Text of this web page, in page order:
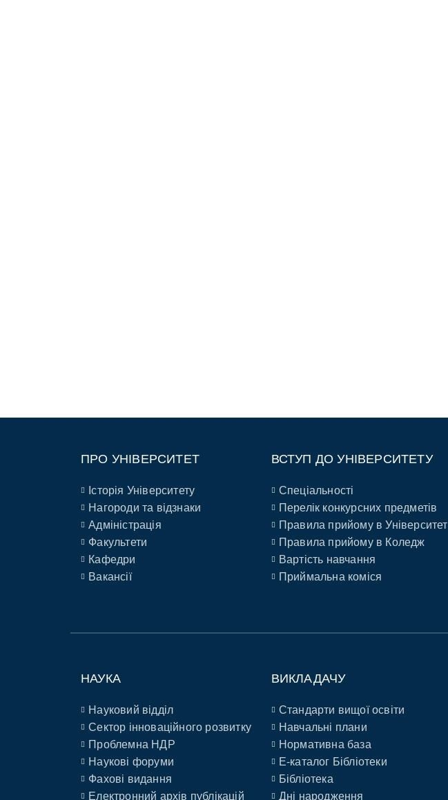
ПРО УНІВЕРСИТЕТ
Історія Університету
Нагороди та відзнаки
Адміністрація
Факультети
Кафедри
Вакансії
ВСТУП ДО УНІВЕРСИТЕТУ
Спеціальності
Перелік конкурсних предметів
Правила прийому в Університет
Правила прийому в Коледж
Вартість навчання
Приймальна коміся
НАУКА
Науковий відділ
Сектор інноваційного розвитку
Проблемна НДР
Наукові форуми
Фахові видання
Електронний архів публікацій
ВИКЛАДАЧУ
Стандарти вищої освіти
Навчальні плани
Нормативна база
E-каталог Бібліотеки
Бібліотека
Дні народження